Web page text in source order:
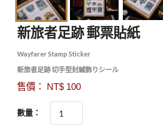
新旅者足跡 郵票貼紙
Wayfarer Stamp Sticker
新旅者足跡 切手型封緘飾りシール
售價： NT$ 100
數量：